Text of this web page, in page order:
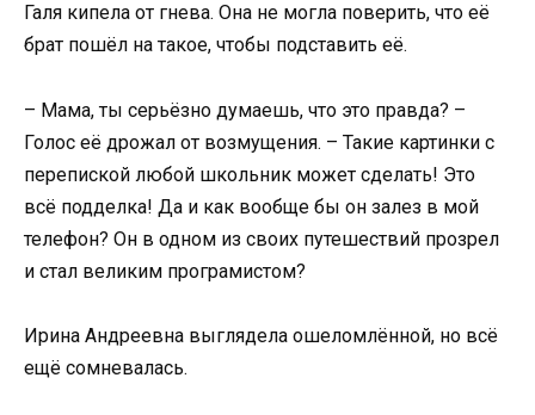
Галя кипела от гнева. Она не могла поверить, что её
брат пошёл на такое, чтобы подставить её.
– Мама, ты серьёзно думаешь, что это правда? –
Голос её дрожал от возмущения. – Такие картинки с
перепиской любой школьник может сделать! Это
всё подделка! Да и как вообще бы он залез в мой
телефон? Он в одном из своих путешествий прозрел
и стал великим програмистом?
Ирина Андреевна выглядела ошеломлённой, но всё
ещё сомневалась.